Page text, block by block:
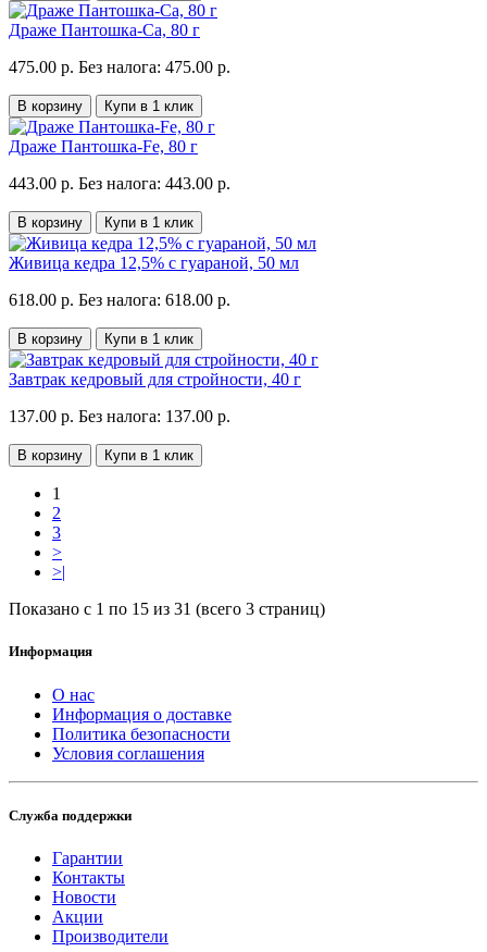
Драже Пантошка-Ca, 80 г
475.00 р. Без налога: 475.00 р.
В корзину Купи в 1 клик
Драже Пантошка-Fe, 80 г
443.00 р. Без налога: 443.00 р.
В корзину Купи в 1 клик
Живица кедра 12,5% с гуараной, 50 мл
618.00 р. Без налога: 618.00 р.
В корзину Купи в 1 клик
Завтрак кедровый для стройности, 40 г
137.00 р. Без налога: 137.00 р.
В корзину Купи в 1 клик
1
2
3
>
>|
Показано с 1 по 15 из 31 (всего 3 страниц)
Информация
О нас
Информация о доставке
Политика безопасности
Условия соглашения
Служба поддержки
Гарантии
Контакты
Новости
Акции
Производители